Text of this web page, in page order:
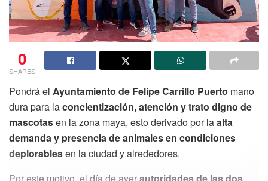
0
SHARES
Pondrá el Ayuntamiento de Felipe Carrillo Puerto mano
dura para laconcientización, atención y trato digno de
mascotasen la zona maya, esto derivado por laalta
demanda y presencia de animales en condiciones
deplorablesen la ciudad y alrededores.
Por este motivo, el día de ayerautoridades de las dos